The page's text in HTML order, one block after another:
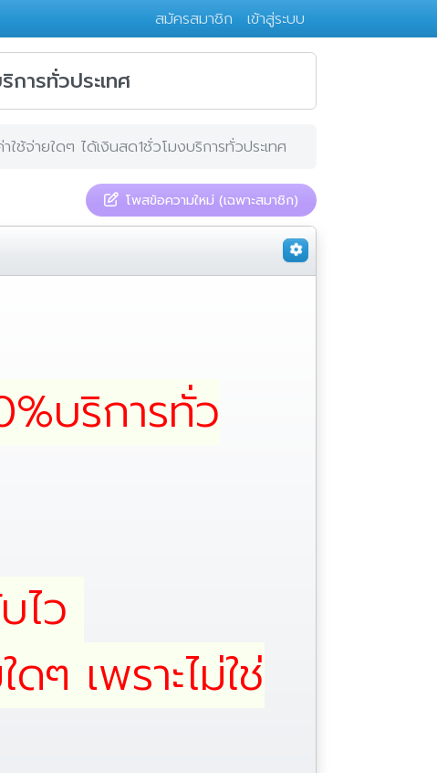
สมัครสมาชิก เข้าสู่ระบบ
การทั่วประเทศ
ใช้จ่ายใดๆ ได้เงินสด1ชั่วโมงบริการทั่วประเทศ
โพสข้อความใหม่ (เฉพาะสมาชิก)
บริการทั่ว
ไว
ๆ เพราะไม่ใช่